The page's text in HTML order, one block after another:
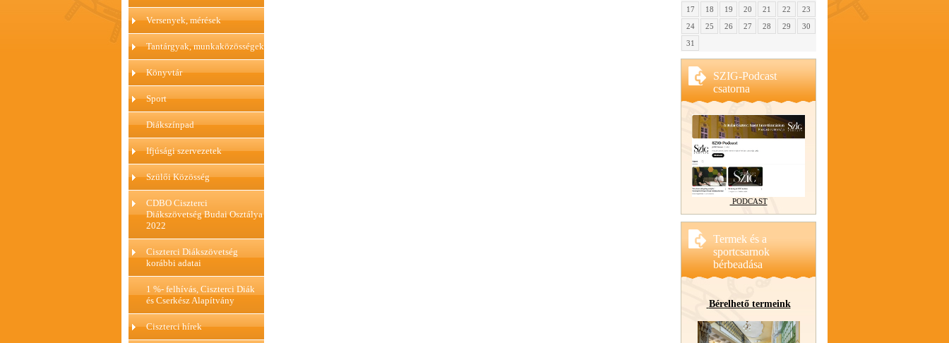
Versenyek, mérések
Tantárgyak, munkaközösségek
Könyvtár
Sport
Diákszínpad
Ifjúsági szervezetek
Szülői Közösség
CDBO Ciszterci
Diákszövetség Budai Osztálya
2022
Ciszterci Diákszövetség
korábbi adatai
1 %- felhívás, Ciszterci Diák
és Cserkész Alapítvány
Ciszterci hírek
17
18 19 20 21 22
23
24
25 26 27 28 29
30
31
SZIG-Podcast
csatorna
PODCAST
Termek és a
sportcsarnok
bérbeadása
Bérelhető termeink